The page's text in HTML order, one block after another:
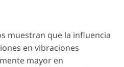
muestran que la influencia
en vibraciones
mayor en